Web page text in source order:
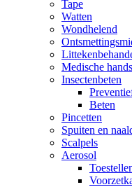
Tape
Watten
Wondhelend
Medische
Insectenbeten
Beten
Pincetten
Spuiten en
Scalpels
Aerosol